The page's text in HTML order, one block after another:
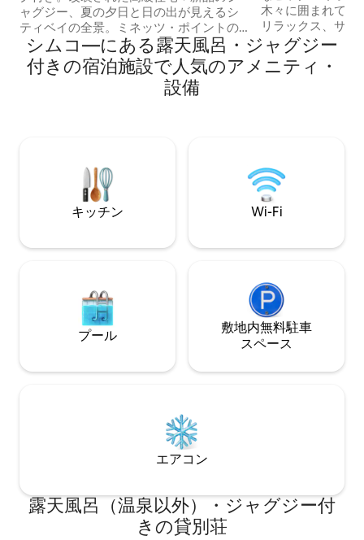
ャグジー、夏の夕日と日の出が見えるシ
ティベイの全景。ミネッツ・ポイントの
ビーチと公園までわずか数歩。4つの本格
的な寝室と2つのプルアウトソファ（クイ
ーンとツイン）、3つのフルバスルームと
サウナ、2400平方フィート以上。駐車場
機。48アンペアの電気自動車用電源。シ
ードゥー／ボートレンタルのマリーナま
で数分。高級レストラン、パブ、お店ま
で徒歩圏内。カイトサーフィン＆アイス
木々に囲まれています。 広い
リラックス、サ
キャンプファイヤ
歩圏内にはビー
す。 徒歩圏内には、フライデーハーバー
るためにリストさ
シムコ―にある露天風呂・ジャグジー
付きの宿泊施設で人気のアメニティ・
設備
キッチン Wi-Fi
プール
敷地内無料駐⁠車
ス⁠ペ⁠ー⁠ス
エアコン
露天風呂（温泉以外）・ジャグジー付
きの貸別荘